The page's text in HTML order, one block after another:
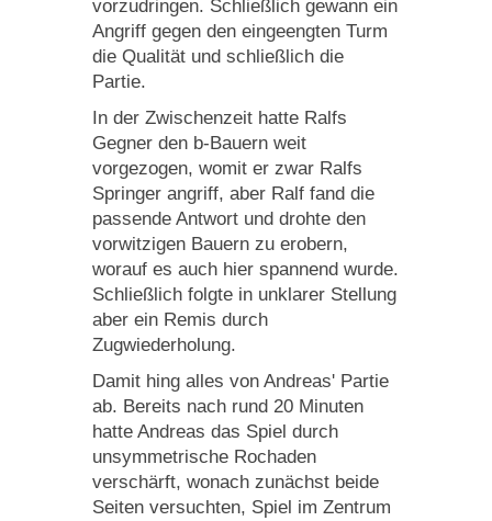
vorzudringen. Schließlich gewann ein
Angriff gegen den eingeengten Turm
die Qualität und schließlich die
Partie.
In der Zwischenzeit hatte Ralfs
Gegner den b-Bauern weit
vorgezogen, womit er zwar Ralfs
Springer angriff, aber Ralf fand die
passende Antwort und drohte den
vorwitzigen Bauern zu erobern,
worauf es auch hier spannend wurde.
Schließlich folgte in unklarer Stellung
aber ein Remis durch
Zugwiederholung.
Damit hing alles von Andreas' Partie
ab. Bereits nach rund 20 Minuten
hatte Andreas das Spiel durch
unsymmetrische Rochaden
verschärft, wonach zunächst beide
Seiten versuchten, Spiel im Zentrum